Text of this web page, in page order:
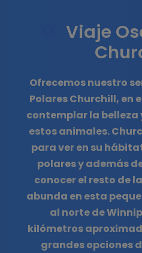
Viaje
Ofrecemos nuestro
Polares Churchill, en
contemplar la
estos animales.
para ver en su
polares y además
conocer el resto de
abunda en esta
al norte de
kilómetros
grandes opciones